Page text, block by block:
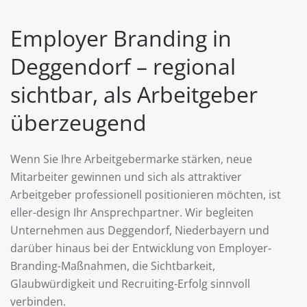
Employer Branding in
Deggendorf – regional
sichtbar, als Arbeitgeber
überzeugend
Wenn Sie Ihre Arbeitgebermarke stärken, neue
Mitarbeiter gewinnen und sich als attraktiver
Arbeitgeber professionell positionieren möchten, ist
eller-design Ihr Ansprechpartner. Wir begleiten
Unternehmen aus Deggendorf, Niederbayern und
darüber hinaus bei der Entwicklung von Employer-
Branding-Maßnahmen, die Sichtbarkeit,
Glaubwürdigkeit und Recruiting-Erfolg sinnvoll
verbinden.